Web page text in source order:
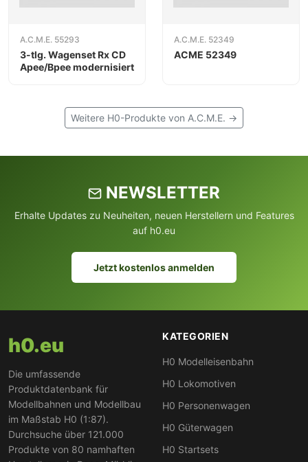
A.C.M.E. 55293
3-tlg. Wagenset Rx CD
Apee/Bpee modernisiert
A.C.M.E. 52349
ACME 52349
Weitere H0-Produkte von A.C.M.E. →
NEWSLETTER
Erhalte Updates zu Neuheiten, neuen Herstellern und Features
auf h0.eu
Jetzt kostenlos anmelden
h0.eu
Die umfassende
Produktdatenbank für
Modellbahnen und Modellbau
im Maßstab H0 (1:87).
Durchsuche über 121.000
Produkte von 80 namhaften
KATEGORIEN
H0 Modelleisenbahn
H0 Lokomotiven
H0 Personenwagen
H0 Güterwagen
H0 Startsets